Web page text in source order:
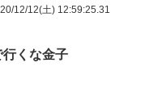
12/12(土) 12:59:25.31
くな金子